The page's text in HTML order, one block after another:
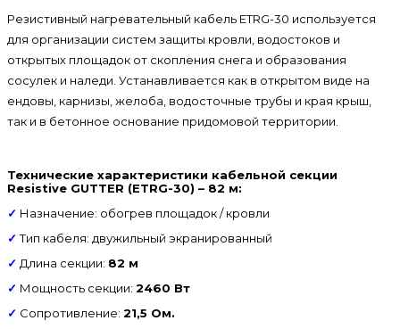
Резистивный нагревательный кабель ETRG-30 используется
для организации систем защиты кровли, водостоков и
открытых площадок от скопления снега и образования
сосулек и наледи. Устанавливается как в открытом виде на
ендовы, карнизы, желоба, водосточные трубы и края крыш,
так и в бетонное основание придомовой территории.
Технические характеристики кабельной секции
Resistive GUTTER (ETRG-30) – 82 м:
✓ Назначение: обогрев площадок / кровли
✓ Тип кабеля: двужильный экранированный
✓ Длина секции: 82 м
✓ Мощность секции: 2460 Вт
✓ Сопротивление: 21,5 Ом.